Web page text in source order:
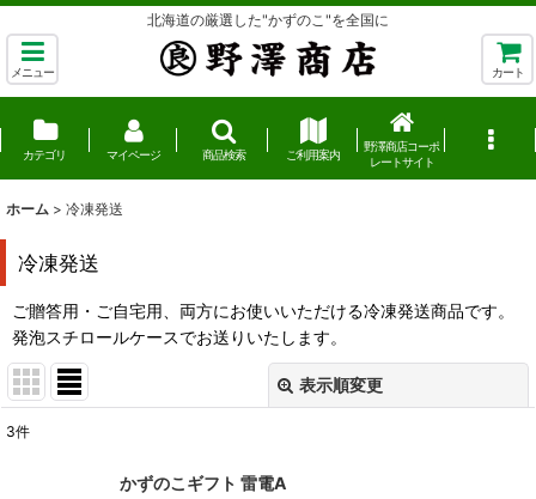
北海道の厳選した"かずのこ"を全国に
メニュー カート
カテゴリ マイページ 商品検索 ご利用案内
野澤商店コーポ
レートサイト
ホーム > 冷凍発送
冷凍発送
ご贈答用・ご自宅用、両方にお使いいただける冷凍発送商品です。
発泡スチロールケースでお送りいたします。
表示順変更
3件
かずのこギフト 雷電A